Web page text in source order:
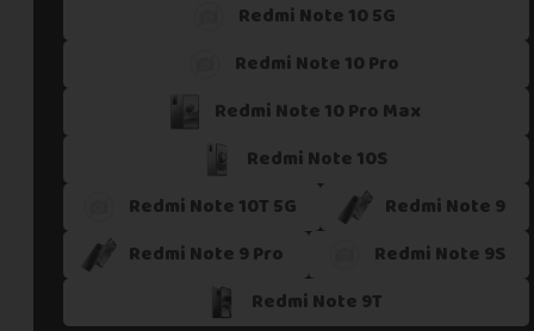
Redmi Note 10 5G
Redmi Note 10 Pro
Redmi Note 10 Pro Max
Redmi Note 10S
Redmi Note 10T 5G
Redmi Note 9
Redmi Note 9 Pro
Redmi Note 9S
Redmi Note 9T